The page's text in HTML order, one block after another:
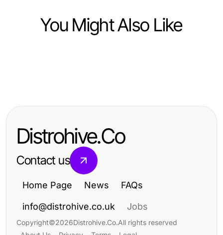
You Might Also Like
题
如何简化爱思助手电脑版以提高使用
Distrohive.Co
Contact us
Home Page News FAQs
info@distrohive.co.uk Jobs
Copyright©2026Distrohive.Co.All rights reserved